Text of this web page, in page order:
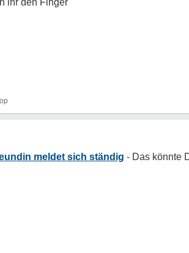
ihr den Finger
meldet sich ständig